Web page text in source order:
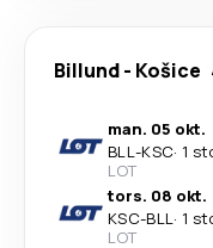
Billund- Košice
man. 05 okt.
BLL-KSC· 1
LOT
tors. 08 okt.
KSC-BLL· 1
LOT